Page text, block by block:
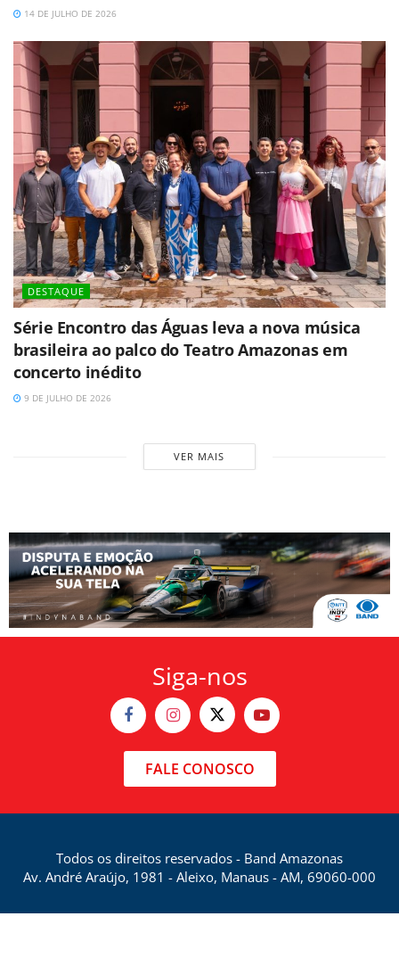
14 DE JULHO DE 2026
DESTAQUE
Série Encontro das Águas leva a nova música
brasileira ao palco do Teatro Amazonas em
concerto inédito
9 DE JULHO DE 2026
VER MAIS
Siga-nos
FALE CONOSCO
Todos os direitos reservados - Band Amazonas
Av. André Araújo, 1981 - Aleixo, Manaus - AM, 69060-000